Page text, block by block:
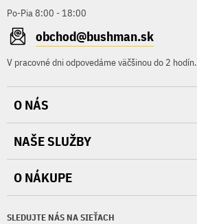
Po-Pia 8:00 - 18:00
obchod@bushman.sk
V pracovné dni odpovedáme väčšinou do 2 hodín.
SLEDUJTE NÁS NA SIEŤACH
O NÁS
NAŠE SLUŽBY
O NÁKUPE